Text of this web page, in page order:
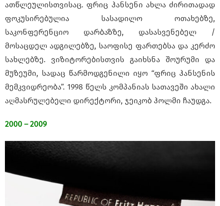
ათწლეულისთვისაც. ფრიც ჰანსენი ახლა ძირითადად
ფოკუსირებულია სასადილო ოთახებზე,
საკონფერენციო დარბაზზე, დასასვენებელ /
მოსაცდელ ადგილებზე, საოფისე ფართებსა და კერძო
სახლებზე. ვიზიტორებისთვის გაიხსნა შოურუმი და
მუზეუმი, სადაც წარმოდგენილი იყო “ფრიც ჰანსენის
მემკვიდრეობა”. 1998 წელს კომპანიას სათავეში ახალი
აღმასრულებელი დირექტორი, ჯეიკობ ჰოლმი ჩაუდგა.
2000 – 2009